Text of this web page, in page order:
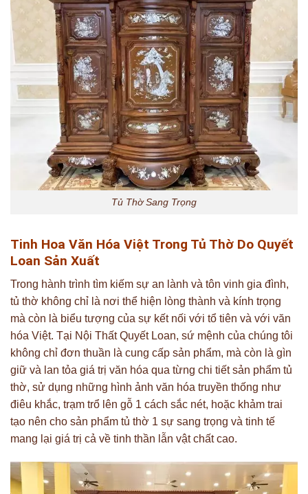
Tủ Thờ Sang Trọng
Tinh Hoa Văn Hóa Việt Trong Tủ Thờ Do Quyết
Loan Sản Xuất
Trong hành trình tìm kiếm sự an lành và tôn vinh gia đình,
tủ thờ không chỉ là nơi thể hiện lòng thành và kính trọng
mà còn là biểu tượng của sự kết nối với tổ tiên và với văn
hóa Việt. Tại Nội Thất Quyết Loan, sứ mệnh của chúng tôi
không chỉ đơn thuần là cung cấp sản phẩm, mà còn là gìn
giữ và lan tỏa giá trị văn hóa qua từng chi tiết sản phẩm tủ
thờ, sử dụng những hình ảnh văn hóa truyền thống như
điêu khắc, trạm trổ lên gỗ 1 cách sắc nét, hoặc khảm trai
tạo nên cho sản phẩm tủ thờ 1 sự sang trọng và tinh tế
mang lại giá trị cả về tinh thần lẫn vật chất cao.